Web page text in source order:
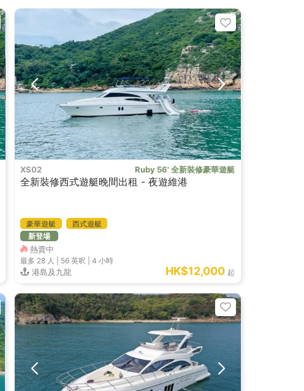
XS02 Ruby 56' 全新裝修豪華遊艇
全新裝修西式遊艇晚間出租 - 夜遊維港
豪華遊艇
西式遊艇
新登場
熱賣中
最多 28 人 | 56 英呎 |4 小時
港島及九龍 HK$12,000 起